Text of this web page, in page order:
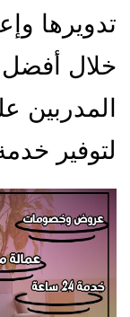
تدويرها
خلال أفضل
المدربين
لتوفير